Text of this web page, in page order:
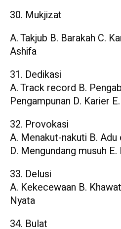
30. Mukjizat
A. Takjub B. Barakah C.
Ashifa
31. Dedikasi
A. Track record B.
Pengampunan D. Karier
32. Provokasi
A. Menakut-nakuti B. Adu
D. Mengundang musuh
33. Delusi
A. Kekecewaan B.
Nyata
34. Bulat